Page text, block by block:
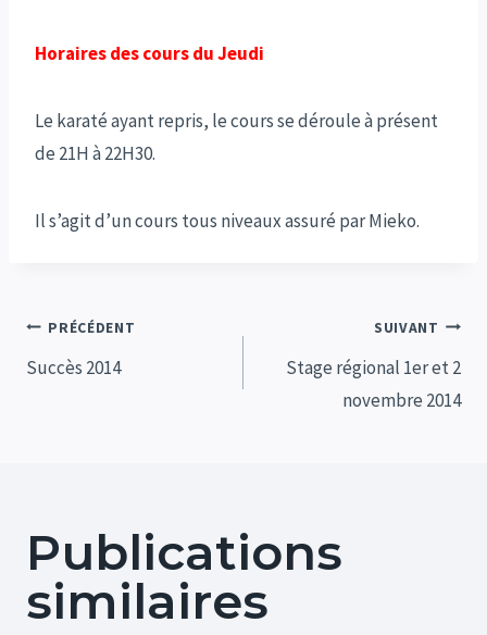
Horaires des cours du Jeudi
Le karaté ayant repris, le cours se déroule à présent
de 21H à 22H30.
Il s’agit d’un cours tous niveaux assuré par Mieko.
Navigation
de
PRÉCÉDENT
Succès 2014
SUIVANT
Stage régional 1er et 2
novembre 2014
Publications
similaires